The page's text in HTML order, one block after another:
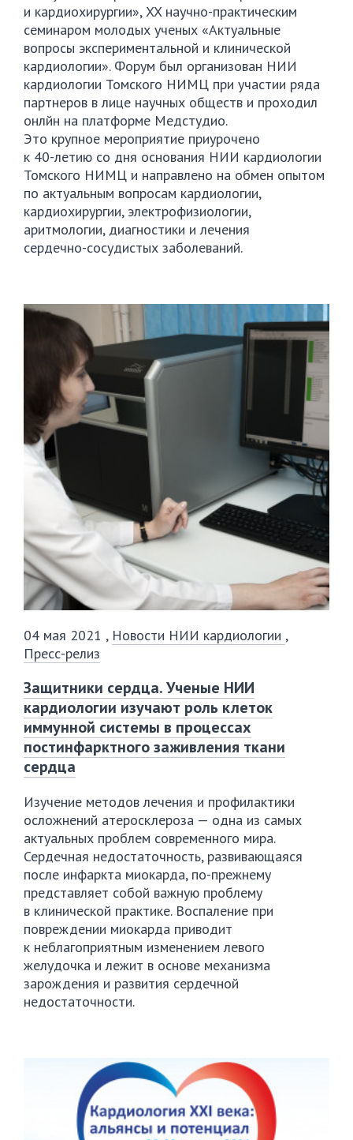
и кардиохирургии», XX научно-практическим
семинаром молодых ученых «Актуальные
вопросы экспериментальной и клинической
кардиологии». Форум был организован НИИ
кардиологии Томского НИМЦ при участии ряда
партнеров в лице научных обществ и проходил
онлйн на платформе Медстудио.
Это крупное мероприятие приурочено
к 40-летию со дня основания НИИ кардиологии
Томского НИМЦ и направлено на обмен опытом
по актуальным вопросам кардиологии,
кардиохирургии, электрофизиологии,
аритмологии, диагностики и лечения
сердечно-сосудистых заболеваний.
04 мая 2021 , Новости НИИ кардиологии ,
Пресс-релиз
Защитники сердца. Ученые НИИ
кардиологии изучают роль клеток
иммунной системы в процессах
постинфарктного заживления ткани
сердца
Изучение методов лечения и профилактики
осложнений атеросклероза — одна из самых
актуальных проблем современного мира.
Сердечная недостаточность, развивающаяся
после инфаркта миокарда, по-прежнему
представляет собой важную проблему
в клинической практике. Воспаление при
повреждении миокарда приводит
к неблагоприятным изменением левого
желудочка и лежит в основе механизма
зарождения и развития сердечной
недостаточности.